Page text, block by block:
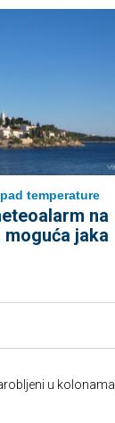
temperature
na
jaka
u kolonama,